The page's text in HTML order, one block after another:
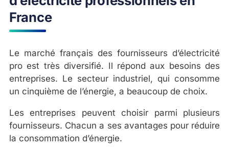
France
Le marché français des fournisseurs d’électricité
pro est très diversifié. Il répond aux besoins des
entreprises. Le secteur industriel, qui consomme
un cinquième de l’énergie, a beaucoup de choix.
Les entreprises peuvent choisir parmi plusieurs
fournisseurs. Chacun a ses avantages pour réduire
la consommation d’énergie.